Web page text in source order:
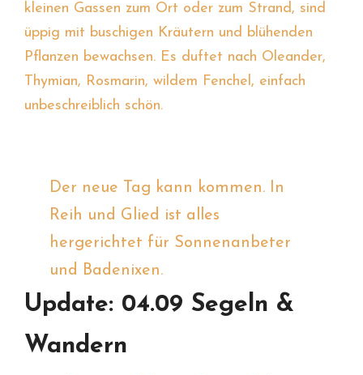
kleinen Gassen zum Ort oder zum Strand, sind
üppig mit buschigen Kräutern und blühenden
Pflanzen bewachsen. Es duftet nach Oleander,
Thymian, Rosmarin, wildem Fenchel, einfach
unbeschreiblich schön.
Der neue Tag kann kommen. In
Reih und Glied ist alles
hergerichtet für Sonnenanbeter
und Badenixen.
Update: 04.09 Segeln &
Wandern